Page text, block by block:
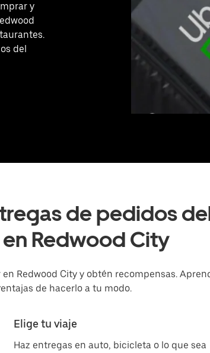
y
del
de pedidos
Redwood City
Redwood City y obtén recompensas.
de hacerlo a tu modo.
Elige tu viaje
Haz entregas en auto, bicicleta o lo que sea